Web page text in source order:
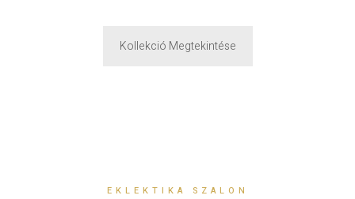
Kollekció Megtekintése
EKLEKTIKA SZALON